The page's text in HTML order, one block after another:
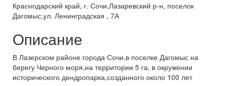
Краснодарский край, г. Сочи,Лазаревский р-н, поселок
Дагомыс,ул. Ленинградская , 7А
Описание
В Лазерском районе города Сочи,в поселке Дагомыс на
берегу Черного моря,на территории 5 га, в окружении
исторического дендропарка,созданного около 100 лет